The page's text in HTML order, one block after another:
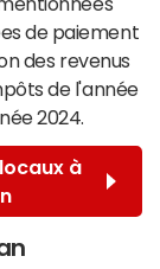
de paiement
des revenus
de l'année
2024.
à